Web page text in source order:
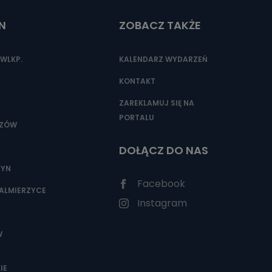
ze
ZOBACZ TAKŻE
KALENDARZ WYDARZEŃ
KONTAKT
ZAREKLAMUJ SIĘ NA
PORTALU
DOŁĄCZ DO NAS
Facebook
Instagram